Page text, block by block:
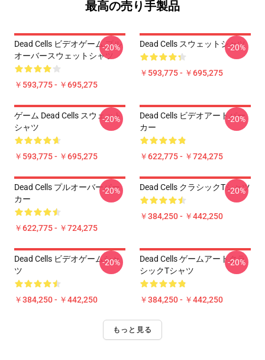
最高の売り手製品
Dead Cells ビデオゲーム プル
オーバースウェットシャツ
￥593,775 - ￥695,275
-20% Dead Cells スウェットシャツ
￥593,775 - ￥695,275
-20%
ゲーム Dead Cells スウェット
シャツ
￥593,775 - ￥695,275
-20%
Dead Cells ビデオアートパー
カー
￥622,775 - ￥724,275
-20%
Dead Cells プルオーバーパー
カー
￥622,775 - ￥724,275
-20% Dead Cells クラシックTシャツ
￥384,250 - ￥442,250
-20%
Dead Cells ビデオゲームシャ
ツ
￥384,250 - ￥442,250
-20%
Dead Cells ゲームアートクラ
シックTシャツ
￥384,250 - ￥442,250
-20%
もっと見る